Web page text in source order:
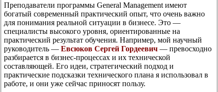
Преподаватели программы General Management имеют
богатый современный практический опыт, что очень важно
для понимания реальной ситуации в бизнесе. Это —
специалисты высокого уровня, ориентированные на
практический результат обучения. Например, мой научный
руководитель — Евсюков Сергей Гордеевич — превосходно
разбирается в бизнес-процессах и их технической
составляющей. Его идеи, стратегический подход и
практические подсказки технического плана я использовал в
работе, и они уже сейчас приносят пользу.